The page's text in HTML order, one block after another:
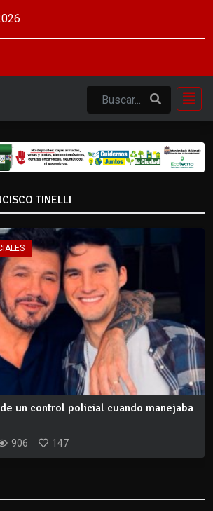
TINELLI
un control policial cuando manejaba
906 147